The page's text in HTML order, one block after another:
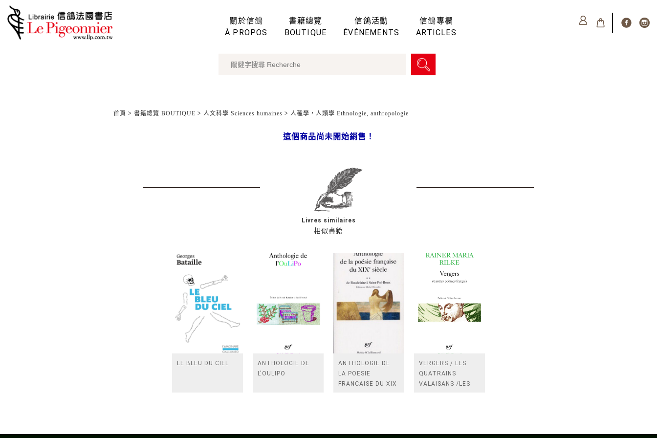
關於信鴿
À PROPOS
書籍總覽
BOUTIQUE
信鴿活動
ÉVÉNEMENTS
信鴿專欄
ARTICLES
首頁 > 書籍總覽 BOUTIQUE > 人文科學 Sciences humaines > 人種學，人類學 Ethnologie, anthropologie
這個商品尚未開始銷售！
相似書籍
Livres similaires
LE BLEU DU CIEL
ANTHOLOGIE DE
L'OULIPO
ANTHOLOGIE DE
LA POESIE
FRANCAISE DU XIX
VERGERS / LES
QUATRAINS
VALAISANS /LES